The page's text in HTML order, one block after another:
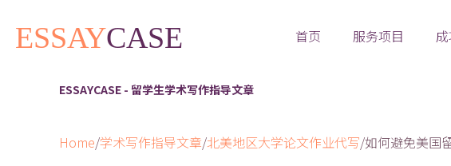
首页 服务项目
ESSAYCASE - 留学生学术写作指导文章
Home/学术写作指导文章/北美地区大学论文作业代写/如何避免美国